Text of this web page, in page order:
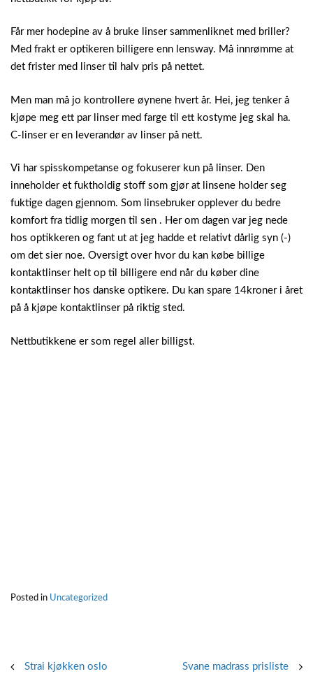
Får mer hodepine av å bruke linser sammenliknet med briller?
Med frakt er optikeren billigere enn lensway. Må innrømme at
det frister med linser til halv pris på nettet.
Men man må jo kontrollere øynene hvert år. Hei, jeg tenker å
kjøpe meg ett par linser med farge til ett kostyme jeg skal ha.
C-linser er en leverandør av linser på nett.
Vi har spisskompetanse og fokuserer kun på linser. Den
inneholder et fuktholdig stoff som gjør at linsene holder seg
fuktige dagen gjennom. Som linsebruker opplever du bedre
komfort fra tidlig morgen til sen . Her om dagen var jeg nede
hos optikkeren og fant ut at jeg hadde et relativt dårlig syn (-)
om det sier noe. Oversigt over hvor du kan købe billige
kontaktlinser helt op til billigere end når du køber dine
kontaktlinser hos danske optikere. Du kan spare 14kroner i året
på å kjøpe kontaktlinser på riktig sted.
Nettbutikkene er som regel aller billigst.
Posted in Uncategorized
Post
Strai kjøkken oslo Svane madrass prisliste